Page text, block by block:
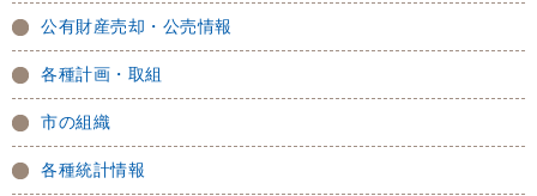
公有財産売却・公売情報
各種計画・取組
市の組織
各種統計情報